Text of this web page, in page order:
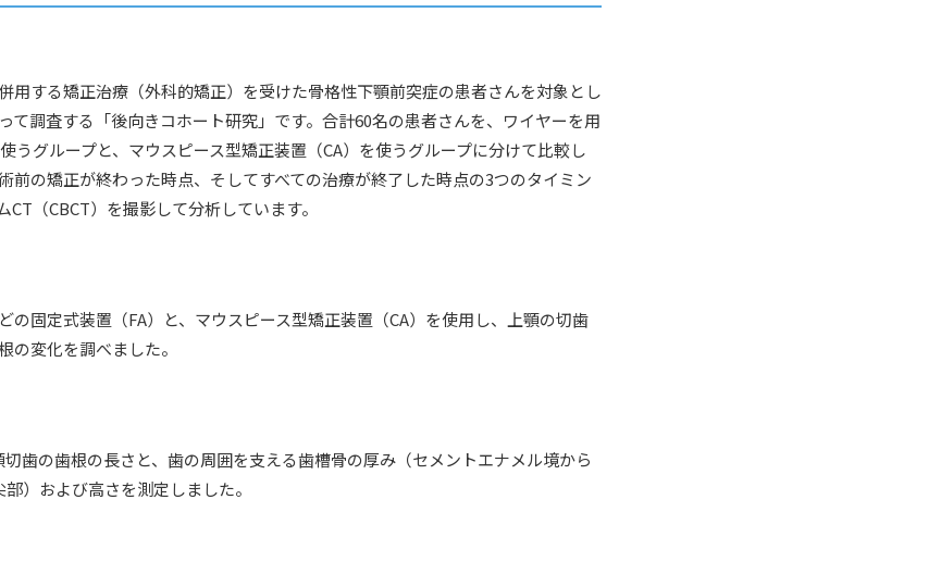
用する矯正治療（外科的矯正）を受けた骨格性下顎前突症の患者さんを対象とし
て調査する「後向きコホート研究」です。合計60名の患者さんを、ワイヤーを用
うグループと、マウスピース型矯正装置（CA）を使うグループに分けて比較し
前の矯正が終わった時点、そしてすべての治療が終了した時点の3つのタイミン
（CBCT）を撮影して分析しています。
の固定式装置（FA）と、マウスピース型矯正装置（CA）を使用し、上顎の切歯
の変化を調べました。
歯の歯根の長さと、歯の周囲を支える歯槽骨の厚み（セメントエナメル境から
）および高さを測定しました。